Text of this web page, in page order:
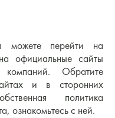
можете перейти на
официальные сайты
компаний. Обратите
и в сторонних
политика
ознакомьтесь с ней.